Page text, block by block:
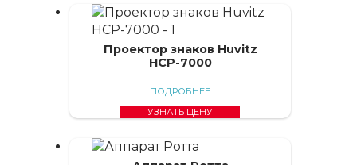
Проектор знаков Huvitz
HСР-7000
ПОДРОБНЕЕ
УЗНАТЬ ЦЕНУ